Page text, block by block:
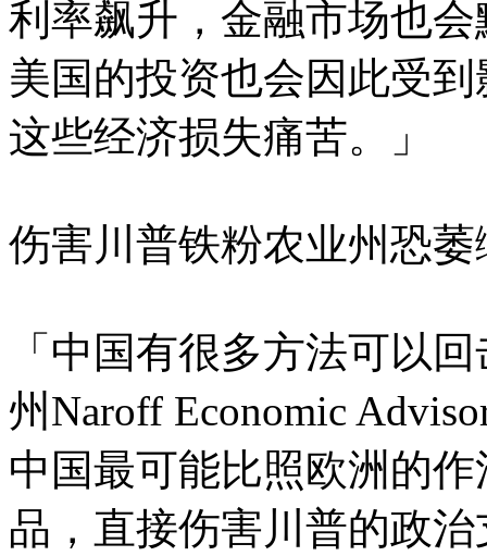
利率飙升，金融市场也
美国的投资也会因此受
这些经济损失痛苦。」
伤害川普铁粉农业州恐萎
「中国有很多方法可以
州Naroff Economic
中国最可能比照欧洲的
品，直接伤害川普的政